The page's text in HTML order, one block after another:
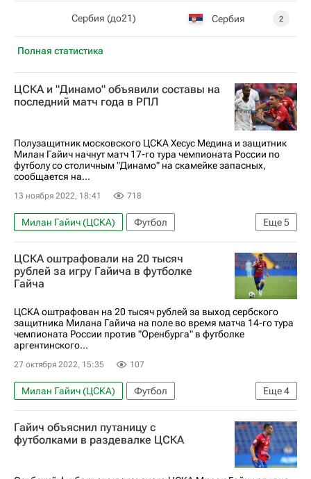
Полная статистика
Сербия (до21) Сербия 2
ЦСКА и "Динамо" объявили составы на
последний матч года в РПЛ
Полузащитник московского ЦСКА Хесус Медина и защитник
Милан Гайич начнут матч 17-го тура чемпионата России по
футболу со столичным "Динамо" на скамейке запасных,
сообщается на...
13 ноября 2022, 18:41 718
Еще5
Милан Гайич (ЦСКА)
Футбол
Хесус Медина
Игорь Акинфеев
Динамо Москва
ПФК ЦСКА
РПЛ 2026-2027 (Чемпионат России по футболу)
ЦСКА оштрафовали на 20 тысяч
рублей за игру Гайича в футболке
Гайча
ЦСКА оштрафован на 20 тысяч рублей за выход сербского
защитника Милана Гайича на поле во время матча 14-го тура
чемпионата России против "Оренбурга" в футболке
аргентинского...
27 октября 2022, 15:35 107
Еще4
Милан Гайич (ЦСКА)
Футбол
Адольфо Гайч
Артур Григорьянц
Российский футбольный союз (РФС)
Гайич объяснил путаницу с
футболками в раздевалке ЦСКА